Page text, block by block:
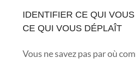
IDENTIFIER CE QUI
CE QUI VOUS DÉPLAÎT
Vous ne savez pas par où